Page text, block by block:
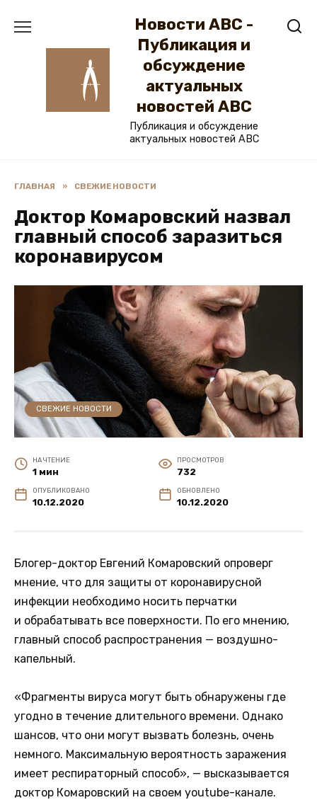
Новости ABC -
Публикация и
обсуждение
актуальных
новостей ABC
Публикация и обсуждение
актуальных новостей ABC
ГЛАВНАЯ » СВЕЖИЕ НОВОСТИ
Доктор Комаровский назвал
главный способ заразиться
коронавирусом
СВЕЖИЕ НОВОСТИ
НА ЧТЕНИЕ
1 мин
ПРОСМОТРОВ
732
ОПУБЛИКОВАНО
10.12.2020
ОБНОВЛЕНО
10.12.2020
Блогер-доктор Евгений Комаровский опроверг
мнение, что для защиты от коронавирусной
инфекции необходимо носить перчатки
и обрабатывать все поверхности. По его мнению,
главный способ распространения — воздушно-
капельный.
«Фрагменты вируса могут быть обнаружены где
угодно в течение длительного времени. Однако
шансов, что они могут вызвать болезнь, очень
немного. Максимальную вероятность заражения
имеет респираторный способ», — высказывается
доктор Комаровский на своем youtube-канале.